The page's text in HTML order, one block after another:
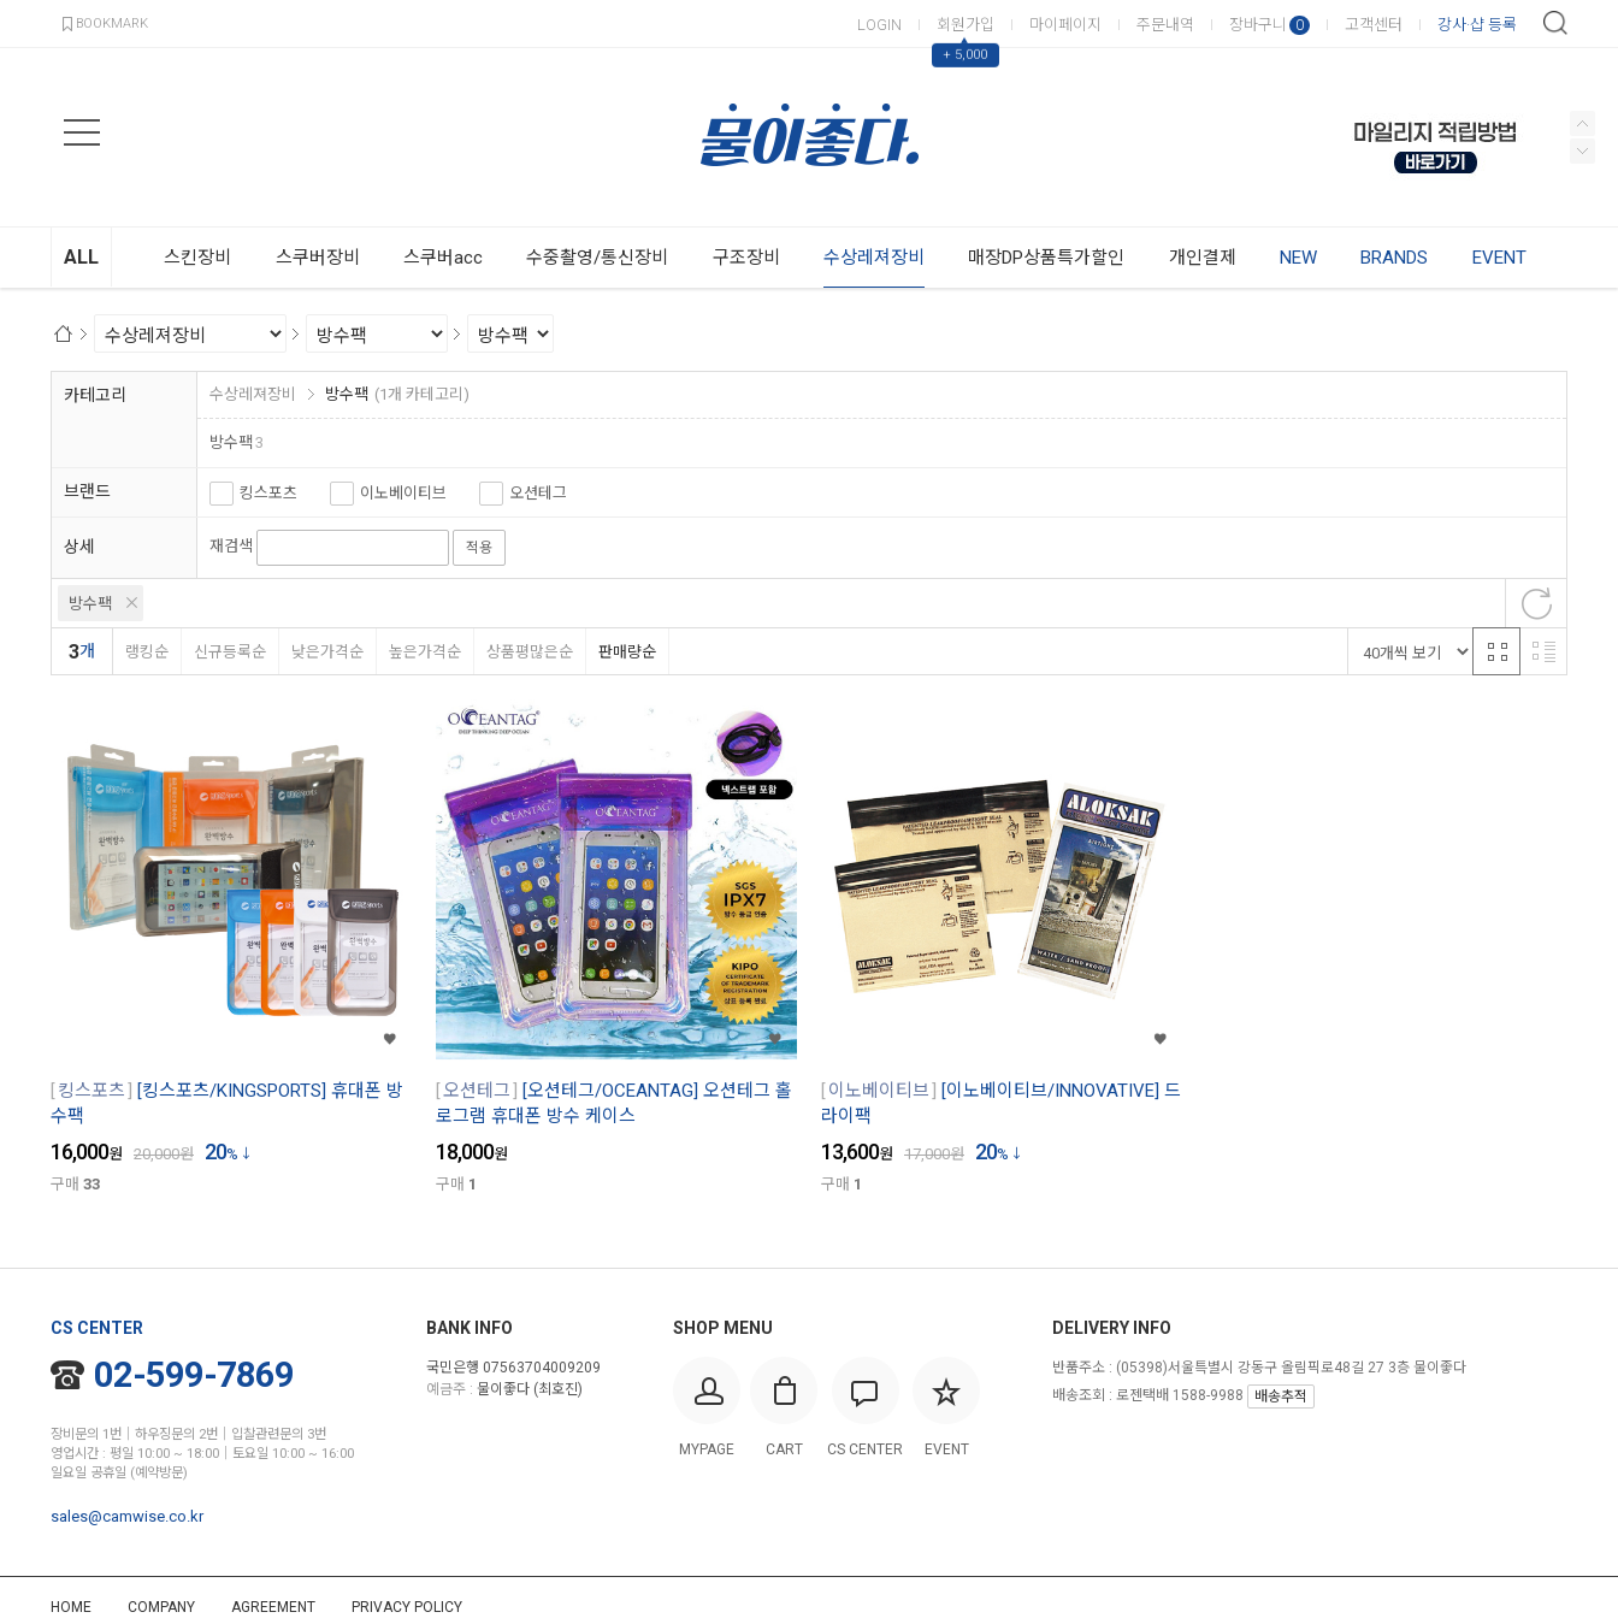
BOOKMARK LOGIN 회원가입
▲
+ 5,000
마이페이지 주문내역 장바구니 0 고객센터 강사·샵 등록
ALL 스킨장비 스쿠버장비 스쿠버acc 수중촬영/통신장비 구조장비 수상레져장비 매장DP상품특가할인 개인결제 NEW BRANDS EVENT
카테고리 수상레져장비 방수팩 (1개 카테고리)
방수팩 3
브랜드 킹스포츠 이노베이티브 오션테그
상세 재검색 적용
방수팩
3개 랭킹순 신규등록순 낮은가격순 높은가격순 상품평많은순 판매량순
킹스포츠
[킹스포츠/KINGSPORTS] 휴대폰 방
수팩
16,000원 20,000원 20%
구매 33
오션테그
[오션테그/OCEANTAG] 오션테그 홀
로그램 휴대폰 방수 케이스
18,000원
구매 1
이노베이티브
[이노베이티브/INNOVATIVE] 드
라이팩
13,600원 17,000원 20%
구매 1
CS CENTER
02-599-7869
장비문의 1번│하우징문의 2번│입찰관련문의 3번
영업시간 : 평일 10:00 ~ 18:00│토요일 10:00 ~ 16:00
일요일 공휴일 (예약방문)
sales@camwise.co.kr
BANK INFO
국민은행 07563704009209
예금주 : 물이좋다 (최호진)
SHOP MENU
MYPAGE CART CS CENTER EVENT
DELIVERY INFO
반품주소 : (05398)서울특별시 강동구 올림픽로48길 27 3층 물이좋다
배송조회 : 로젠택배 1588-9988
배송추적
HOME COMPANY AGREEMENT PRIVACY POLICY